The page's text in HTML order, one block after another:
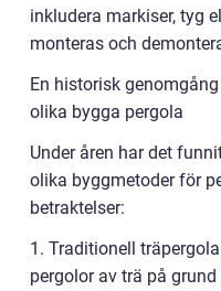
inkludera markiser, tyg
monteras och
En historisk
olika bygga pergola
Under åren har det
olika byggmetoder för
betraktelser:
1. Traditionell
pergolor av trä på